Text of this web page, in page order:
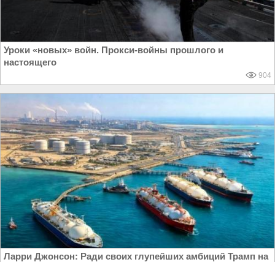
Уроки «новых» войн. Прокси-войны прошлого и
настоящего
904
Ларри Джонсон: Ради своих глупейших амбиций Трамп на